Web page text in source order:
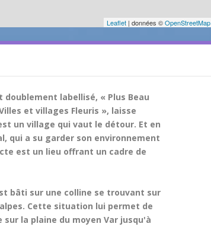
Leaflet | données ©OpenStreetMap
labellisé, « Plus Beau
et villages Fleuris », laisse
un village qui vaut le détour. Et en
qui a su garder son environnement
est un lieu offrant un cadre de
bâti sur une colline se trouvant sur
Cette situation lui permet de
la plaine du moyen Var jusqu'à